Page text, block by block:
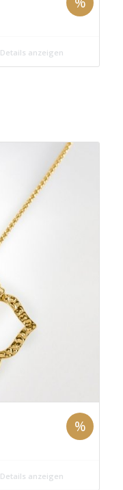
Details anzeigen
%
Details anzeigen